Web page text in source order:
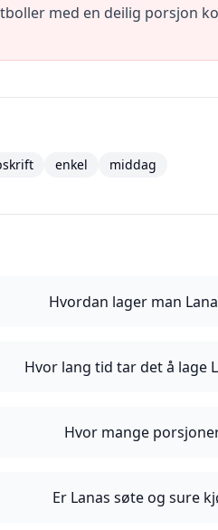
med en deilig porsjon
enkel middag
Hvordan lager man
Hvor lang tid tar det å lage
Hvor mange
Er Lanas søte og sure